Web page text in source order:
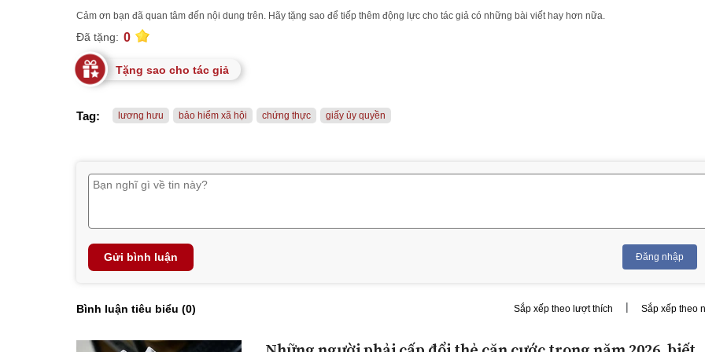
Cảm ơn bạn đã quan tâm đến nội dung trên. Hãy tặng sao để tiếp thêm động lực cho tác giả có những bài viết hay hơn nữa.
Đã tặng: 0
Tặng sao cho tác giả
Tag: lương hưu bảo hiểm xã hội chứng thực giấy ủy quyền
Gửi bình luận Đăng nhập
Bình luận tiêu biểu (0) Sắp xếp theo lượt thích | Sắp xếp theo